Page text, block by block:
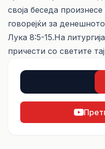
своја беседа
говорејќи за
Лука 8:5-15.На
причести со светите